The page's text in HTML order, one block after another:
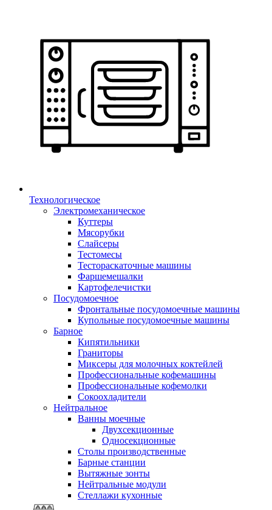
Технологическое
Электромеханическое
Куттеры
Мясорубки
Слайсеры
Тестомесы
Тестораскаточные машины
Фаршемешалки
Картофелечистки
Посудомоечное
Фронтальные посудомоечные машины
Купольные посудомоечные машины
Барное
Кипятильники
Граниторы
Миксеры для молочных коктейлей
Профессиональные кофемашины
Профессиональные кофемолки
Сокоохладители
Нейтральное
Ванны моечные
Двухсекционные
Односекционные
Столы производственные
Барные станции
Вытяжные зонты
Нейтральные модули
Стеллажи кухонные